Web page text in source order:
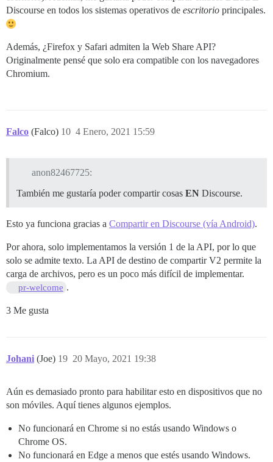
Discourse en todos los sistemas operativos de escritorio principales.
Además, ¿Firefox y Safari admiten la Web Share API?
Originalmente pensé que solo era compatible con los navegadores
Chromium.
Falco (Falco) 4 Enero, 2021 15:59
10
anon82467725:
También me gustaría poder compartir cosas EN Discourse.
Esto ya funciona gracias a Compartir en Discourse (vía Android).
Por ahora, solo implementamos la versión 1 de la API, por lo que
solo se admite texto. La API de destino de compartir V2 permite la
carga de archivos, pero es un poco más difícil de implementar.
pr-welcome .
3 Me gusta
Johani (Joe) 20 Mayo, 2021 19:38
19
Aún es demasiado pronto para habilitar esto en dispositivos que no
son móviles. Aquí tienes algunos ejemplos.
No funcionará en Chrome si no estás usando Windows o
Chrome OS.
No funcionará en Edge a menos que estés usando Windows.